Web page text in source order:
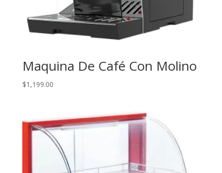
Maquina De Café Con Molino
$1,199.00